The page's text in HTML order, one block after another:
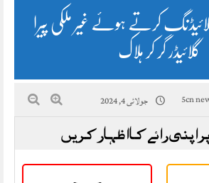
کرتے ہوئے غیر ملکی پیرا
گلائیڈر گر کر ہلاک
5cn جولائی 4, 2024
اپنی رائے کا اظہار کریں